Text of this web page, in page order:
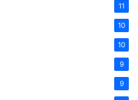
11
10
10
9
9